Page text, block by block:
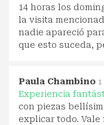
14 horas los
la visita
nadie apareció
que esto suceda,
Paula Chambino
Experiencia
con piezas
explicar todo.